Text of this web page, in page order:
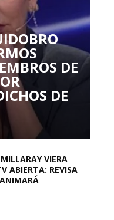
DE
DE
VIERA
ABIERTA: REVISA